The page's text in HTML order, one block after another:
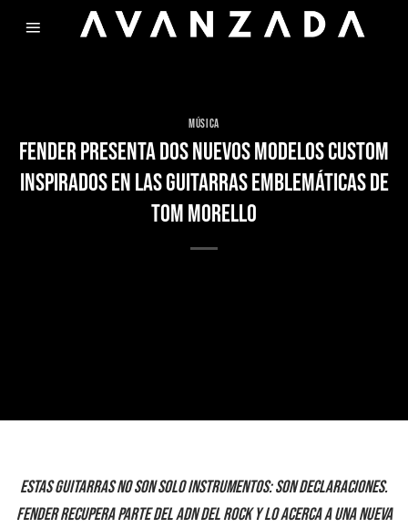
MÚSICA
FENDER PRESENTA DOS NUEVOS MODELOS CUSTOM
INSPIRADOS EN LAS GUITARRAS EMBLEMÁTICAS DE
TOM MORELLO
Estas guitarras no son solo instrumentos: son declaraciones.
Fender recupera parte del ADN del rock y lo acerca a una nueva